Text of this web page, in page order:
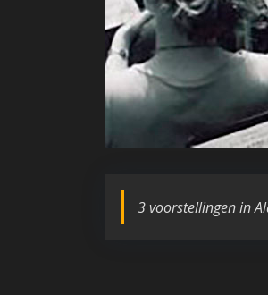
3 voorstellingen in